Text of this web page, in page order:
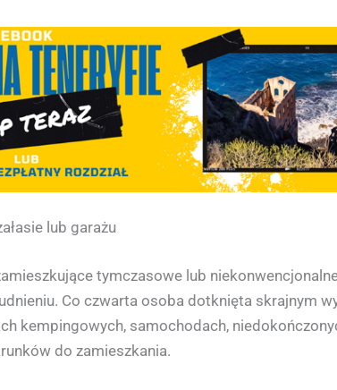
lub garażu
tymczasowe lub
Co czwarta osoba dotknięta skrajnym
kempingowych, samochodach,
do zamieszkania.